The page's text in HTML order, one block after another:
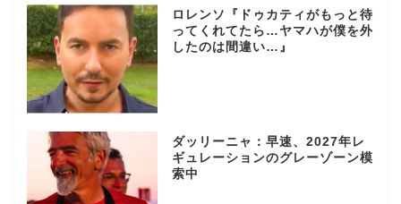
ロレンソ『ドゥカティがもっと待
ってくれてたら…ヤマハが僕を外
したのは間違い…』
ダッリーニャ：早速、2027年レ
ギュレーションのグレーゾーン模
索中